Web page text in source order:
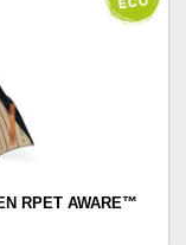
RPET AWARE™